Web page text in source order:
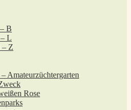
B
L
– Z
Amateurzüchtergarten
Rose